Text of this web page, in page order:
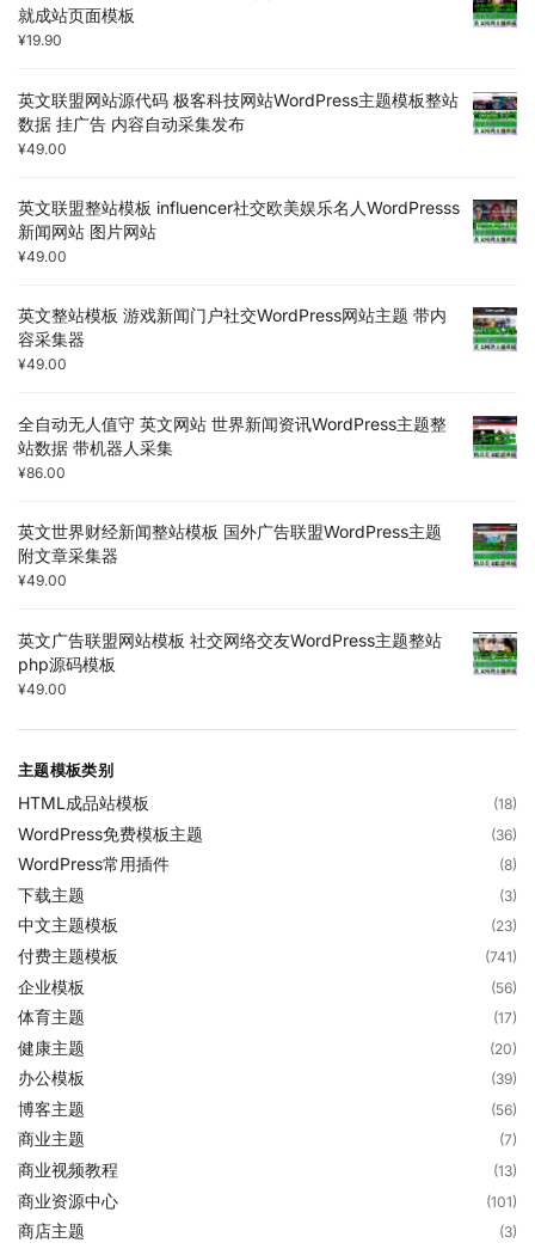
就成站页面模板
¥19.90
英文联盟网站源代码 极客科技网站WordPress主题模板整站
数据 挂广告 内容自动采集发布
¥49.00
英文联盟整站模板 influencer社交欧美娱乐名人WordPresss
新闻网站 图片网站
¥49.00
英文整站模板 游戏新闻门户社交WordPress网站主题 带内
容采集器
¥49.00
全自动无人值守 英文网站 世界新闻资讯WordPress主题整
站数据 带机器人采集
¥86.00
英文世界财经新闻整站模板 国外广告联盟WordPress主题
附文章采集器
¥49.00
英文广告联盟网站模板 社交网络交友WordPress主题整站
php源码模板
¥49.00
主题模板类别
HTML成品站模板 (18)
WordPress免费模板主题 (36)
WordPress常用插件 (8)
下载主题 (3)
中文主题模板 (23)
付费主题模板 (741)
企业模板 (56)
体育主题 (17)
健康主题 (20)
办公模板 (39)
博客主题 (56)
商业主题 (7)
商业视频教程 (13)
商业资源中心 (101)
商店主题 (3)